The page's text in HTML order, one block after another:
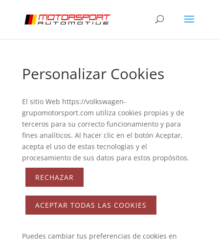
Personalizar Cookies
El sitio Web https://volkswagen-
grupomotorsport.com utiliza cookies propias y de
terceros para su correcto funcionamiento y para
fines analíticos. Al hacer clic en el botón Aceptar,
acepta el uso de estas tecnologías y el
procesamiento de sus datos para estos propósitos.
RECHAZAR
ACEPTAR TODAS LAS COOKIES
Puedes cambiar tus preferencias de cookies en